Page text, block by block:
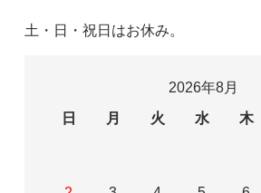
土・日・祝日はお休み。
2026年8月
日
月 火 水 木